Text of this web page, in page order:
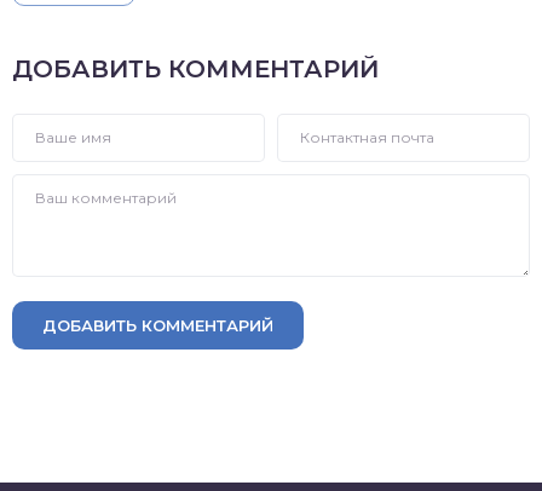
ДОБАВИТЬ КОММЕНТАРИЙ
ДОБАВИТЬ КОММЕНТАРИЙ